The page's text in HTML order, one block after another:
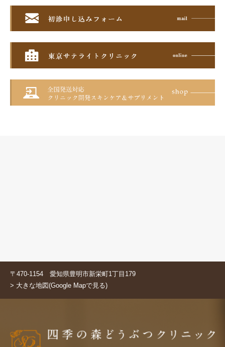
〒470-1154 愛知県豊明市新栄町1丁目179
> 大きな地図(Google Mapで見る)